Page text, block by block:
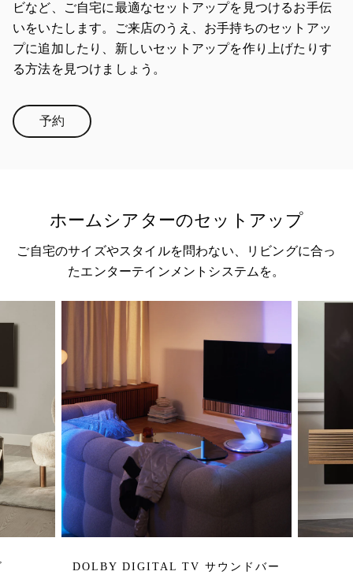
ビなど、ご自宅に最適なセットアップを見つけるお手伝
いをいたします。ご来店のうえ、お手持ちのセットアッ
プに追加したり、新しいセットアップを作り上げたりす
る方法を見つけましょう。
予約Link Opens in New Tab
ホームシアターのセットアップ
ご自宅のサイズやスタイルを問わない、リビングに合っ
たエンターテインメントシステムを。
DOLBY DIGITAL TV サウンドバー